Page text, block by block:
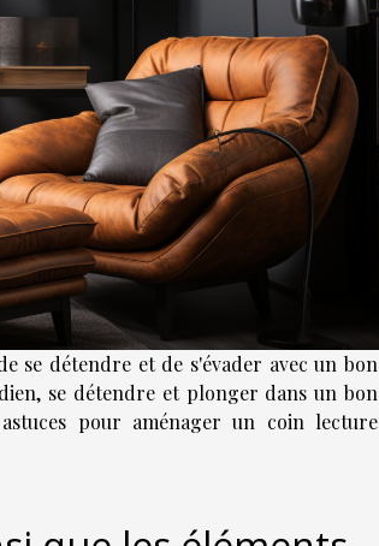
se détendre et de s'évader avec un bon
se détendre et plonger dans un bon
pour aménager un coin lecture